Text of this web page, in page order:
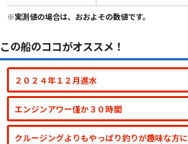
※実測値の場合は、おおよその数値です。
この船のココがオススメ！
２０２４年１２月進水
エンジンアワー僅か３０時間
クルージングよりもやっぱり釣りが趣味な方に